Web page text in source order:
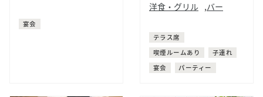
宴会
洋食・グリル ,バー
テラス席
喫煙ルームあり
子連れ
宴会
パーティー